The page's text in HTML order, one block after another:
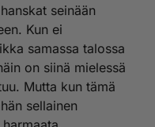
seinään
Kun ei
samassa talossa
on siinä mielessä
Mutta kun tämä
sellainen